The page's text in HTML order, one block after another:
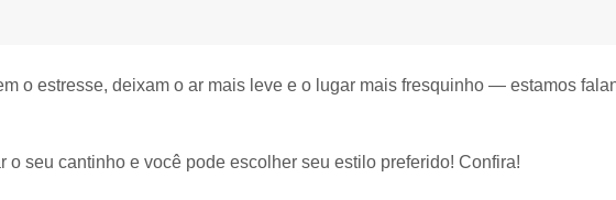
o estresse, deixam o ar mais leve e o lugar mais fresquinho — estamos
o seu cantinho e você pode escolher seu estilo preferido! Confira!